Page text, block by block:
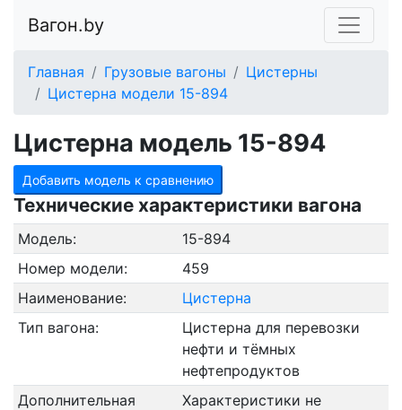
Вагон.by
Главная Грузовые вагоны
Цистерны
Цистерна модели 15-894
Цистерна модель 15-894
Добавить модель к сравнению
Технические характеристики вагона
Модель:
15-894
Номер модели:
459
Наименование:
Цистерна
Тип вагона:
Цистерна для перевозки
нефти и тёмных
нефтепродуктов
Дополнительная
Характеристики не